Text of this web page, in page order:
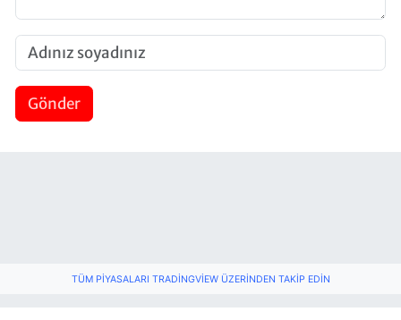
Gönder
TÜM PIYASALARI TRADINGVIEW ÜZERINDEN TAKIP EDIN